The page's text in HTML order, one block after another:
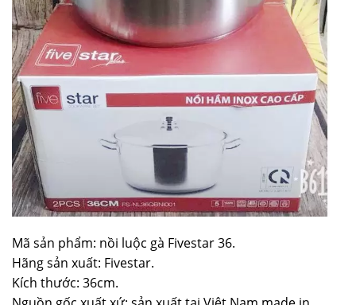
Mã sản phẩm: nồi luộc gà Fivestar 36.
Hãng sản xuất: Fivestar.
Kích thước: 36cm.